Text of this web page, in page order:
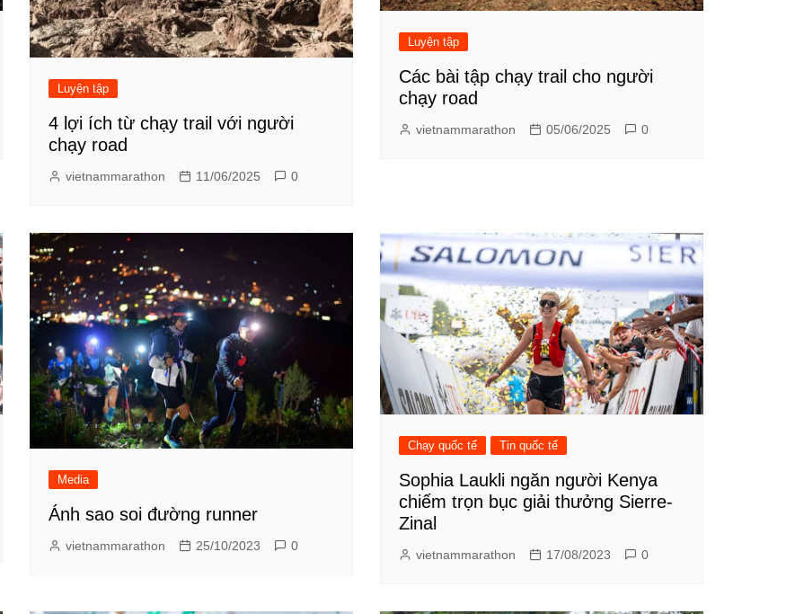
Luyện tập
4 lợi ích từ chạy trail với người
chạy road
vietnammarathon 11/06/2025 0
Luyện tập
Các bài tập chạy trail cho người
chạy road
vietnammarathon 05/06/2025 0
Media
Ánh sao soi đường runner
vietnammarathon 25/10/2023 0
Chạy quốc tế Tin quốc tế
Sophia Laukli ngăn người Kenya
chiếm trọn bục giải thưởng Sierre-
Zinal
vietnammarathon 17/08/2023 0